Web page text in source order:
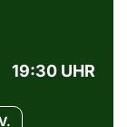
19:30 UHR